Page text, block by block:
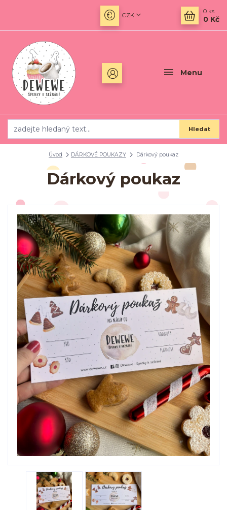
Menu
CZK
Hledat
0 ks
0 Kč
Úvod DÁRKOVÉ POUKAZY Dárkový poukaz
Dárkový poukaz